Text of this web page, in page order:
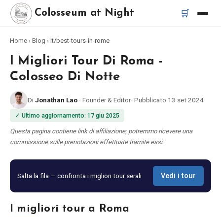
Colosseum at Night 🛒
Home
Migliori tour
Migliori tour notturni del Colosseo
Migliori tour a Roma
Catacombe di Roma
Home › Blog › it/best-tours-in-rome
I Migliori Tour Di Roma -
Colosseo Di Notte
DiJonathan Lao · Founder & Editor· Pubblicato 13 set 2024
✓ Ultimo aggiornamento: 17 giu 2025
Questa pagina contiene link di affiliazione; potremmo ricevere una
commissione sulle prenotazioni effettuate tramite essi.
Salta la fila — confronta i migliori tour serali Vedi i tour
I migliori tour a Roma